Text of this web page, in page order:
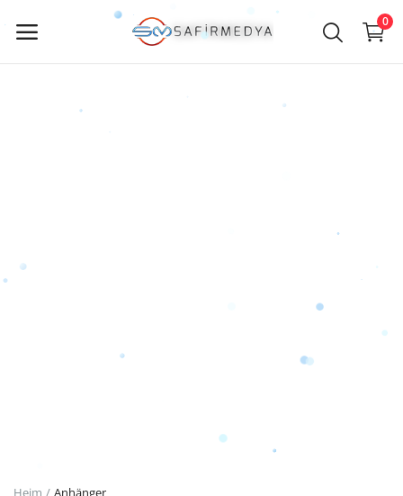
0
Jetzt
Registrieren
Heim Anhänger